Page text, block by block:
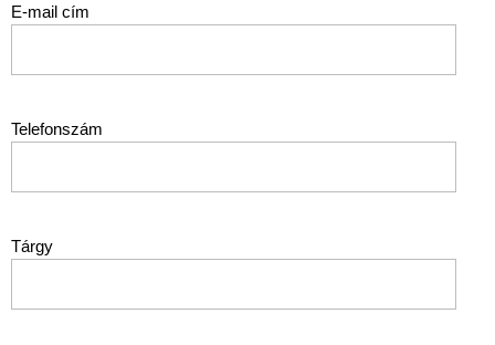
E-mail cím
Telefonszám
Tárgy